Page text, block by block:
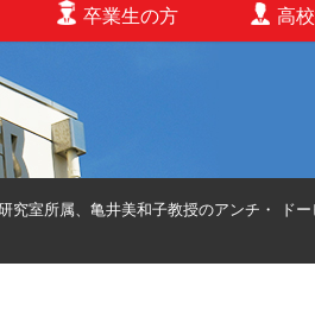
卒業生の方 高
究室所属、亀井美和子教授のアンチ・ ド